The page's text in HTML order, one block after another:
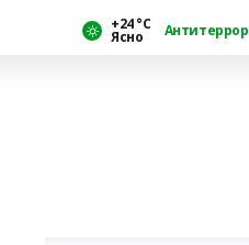
+24 °С
Ясно Антитеррор